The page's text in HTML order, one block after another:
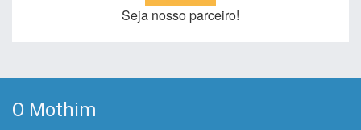
Seja nosso parceiro!
O Mothim